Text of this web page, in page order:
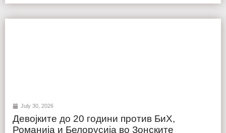
July 30, 2026
Девојките до 20 години против БиХ,
Романија и Белорусија во Зонските